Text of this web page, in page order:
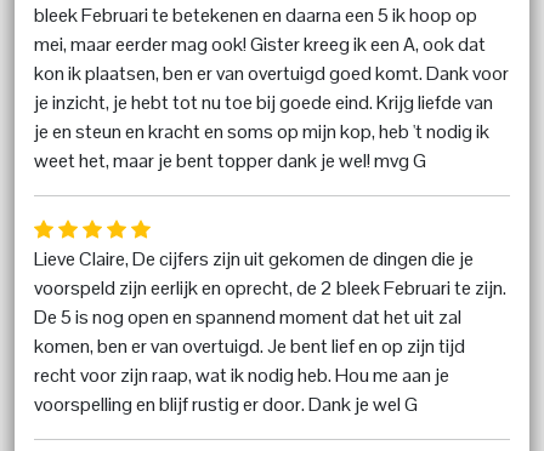
bleek Februari te betekenen en daarna een 5 ik hoop op
mei, maar eerder mag ook! Gister kreeg ik een A, ook dat
kon ik plaatsen, ben er van overtuigd goed komt. Dank voor
je inzicht, je hebt tot nu toe bij goede eind. Krijg liefde van
je en steun en kracht en soms op mijn kop, heb 't nodig ik
weet het, maar je bent topper dank je wel! mvg G
Lieve Claire, De cijfers zijn uit gekomen de dingen die je
voorspeld zijn eerlijk en oprecht, de 2 bleek Februari te zijn.
De 5 is nog open en spannend moment dat het uit zal
komen, ben er van overtuigd. Je bent lief en op zijn tijd
recht voor zijn raap, wat ik nodig heb. Hou me aan je
voorspelling en blijf rustig er door. Dank je wel G